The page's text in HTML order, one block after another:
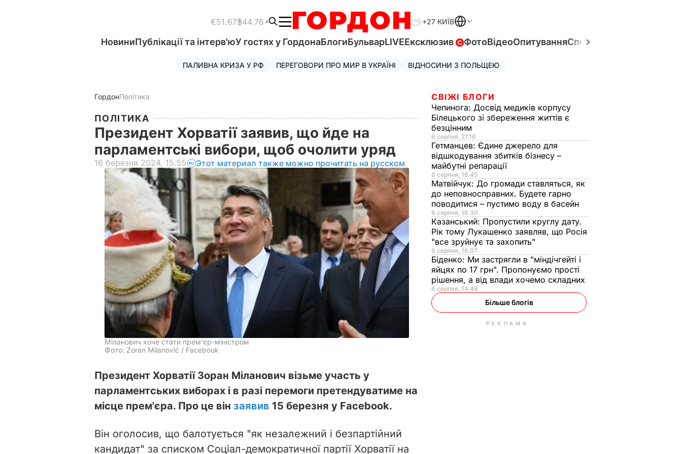
€51.67$44.76 +27 КИЇВ
НовиниПублікації та інтерв'юУ гостях у ГордонаБлогиБульварLIVEЕксклюзив ФотоВідеоОпитуванняСпецпроєкти
ПАЛИВНА КРИЗА У РФ ПЕРЕГОВОРИ ПРО МИР В УКРАЇНІ ВІДНОСИНИ З ПОЛЬЩЕЮ
ГордонПолітика
ПОЛІТИКА
Президент Хорватії заявив, що йде на
парламентські вибори, щоб очолити уряд
16 березня 2024, 15.55 Этот материал также можно прочитать на русском
Міланович хоче стати прем'єр-міністром
Фото: Zoran Milanović / Facebook
Президент Хорватії Зоран Міланович візьме участь у
парламентських виборах і в разі перемоги претендуватиме на
місце прем'єра. Про це він заявив 15 березня у Facebook.
Він оголосив, що балотується "як незалежний і безпартійний
кандидат" за списком Соціал-демократичної партії Хорватії на
СВІЖІ БЛОГИ
Чепинога: Досвід медиків корпусу
Білецького зі збереження життів є
безцінним
6 серпня, 21.16
Гетманцев: Єдине джерело для
відшкодування збитків бізнесу –
майбутні репарації
6 серпня, 18.45
Матвійчук: До громади ставляться, як
до неповносправних. Будете гарно
поводитися – пустимо воду в басейн
6 серпня, 16.30
Казанський: Пропустили круглу дату.
Рік тому Лукашенко заявляв, що Росія
"все зруйнує та захопить"
6 серпня, 16.07
Біденко: Ми застрягли в "міндічгейті і
яйцях по 17 грн". Пропонуємо прості
рішення, а від влади хочемо складних
6 серпня, 14.48
Більше блогів
РЕКЛАМА